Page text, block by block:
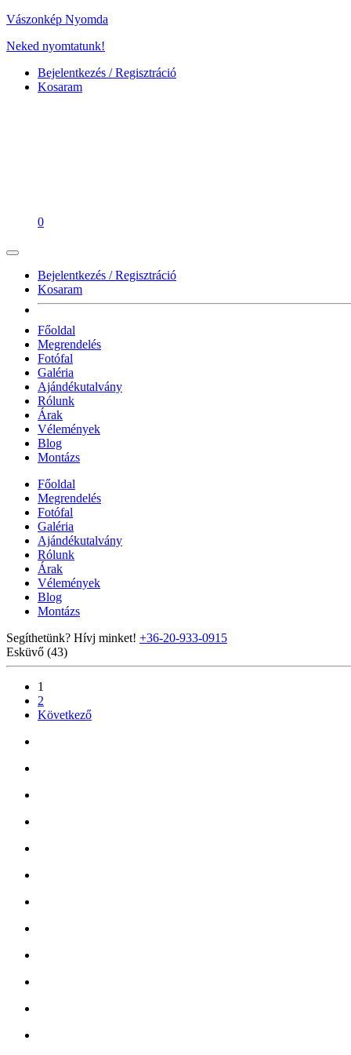
Vászonkép Nyomda
Neked nyomtatunk!
Bejelentkezés / Regisztráció
Kosaram
0
Bejelentkezés / Regisztráció
Kosaram
Főoldal
Megrendelés
Fotófal
Galéria
Ajándékutalvány
Rólunk
Árak
Vélemények
Blog
Montázs
Főoldal
Megrendelés
Fotófal
Galéria
Ajándékutalvány
Rólunk
Árak
Vélemények
Blog
Montázs
Segíthetünk? Hívj minket! +36-20-933-0915
Esküvő (43)
1
2
Következő